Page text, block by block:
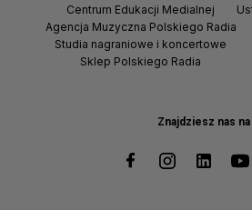
Znajdziesz nas na
Centrum Edukacji Medialnej
Agencja Muzyczna Polskiego Radia
Studia nagraniowe i koncertowe
Sklep Polskiego Radia